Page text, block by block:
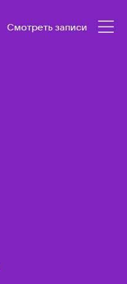
Смотреть записи